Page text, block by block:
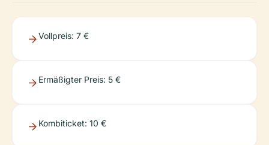
Vollpreis: 7 €
Ermäßigter Preis: 5 €
Kombiticket: 10 €